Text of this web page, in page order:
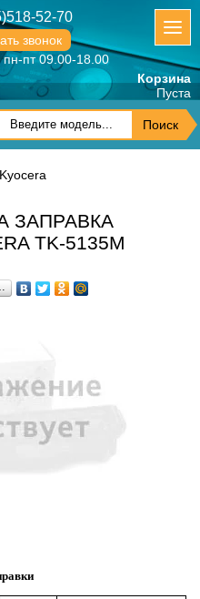
52-70
звонок
пт 09.00-18.00
Корзина
Пуста
ЗАПРАВКА
TK-5135M